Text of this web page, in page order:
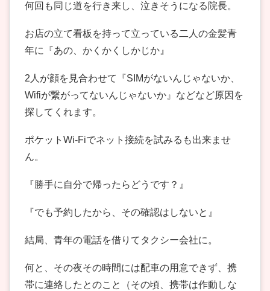
何回も同じ道を行き来し、泣きそうになる院長。
お店の立て看板を持って立っている二人の金髪青
年に『あの、かくかくしかじか』
2人が顔を見合わせて『SIMがないんじゃないか、
Wifiが繋がってないんじゃないか』などなど原因を
探してくれます。
ポケットWi-Fiでネット接続を試みるも出来ませ
ん。
『勝手に自分で帰ったらどうです？』
『でも予約したから、その確認はしないと』
結局、青年の電話を借りてタクシー会社に。
何と、その夜その時間には配車の用意できず、携
帯に連絡したとのこと（その頃、携帯は作動しな